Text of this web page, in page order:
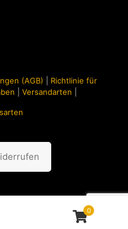
(AGB)
Richtlinie für
Versandarten
0